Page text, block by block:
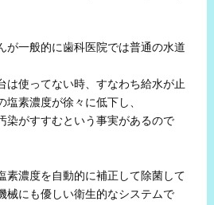
が一般的に歯科医院では普通の水道
は使ってない時、すなわち給水が止
塩素濃度が徐々に低下し、
染がすすむという事実があるので
素濃度を自動的に補正して除菌して
械にも優しい衛生的なシステムで